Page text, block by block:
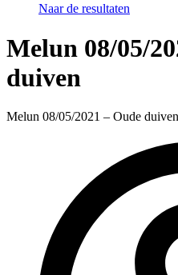
Naar de resultaten
Melun 08/05/
duiven
Melun 08/05/2021 – Oude duiven